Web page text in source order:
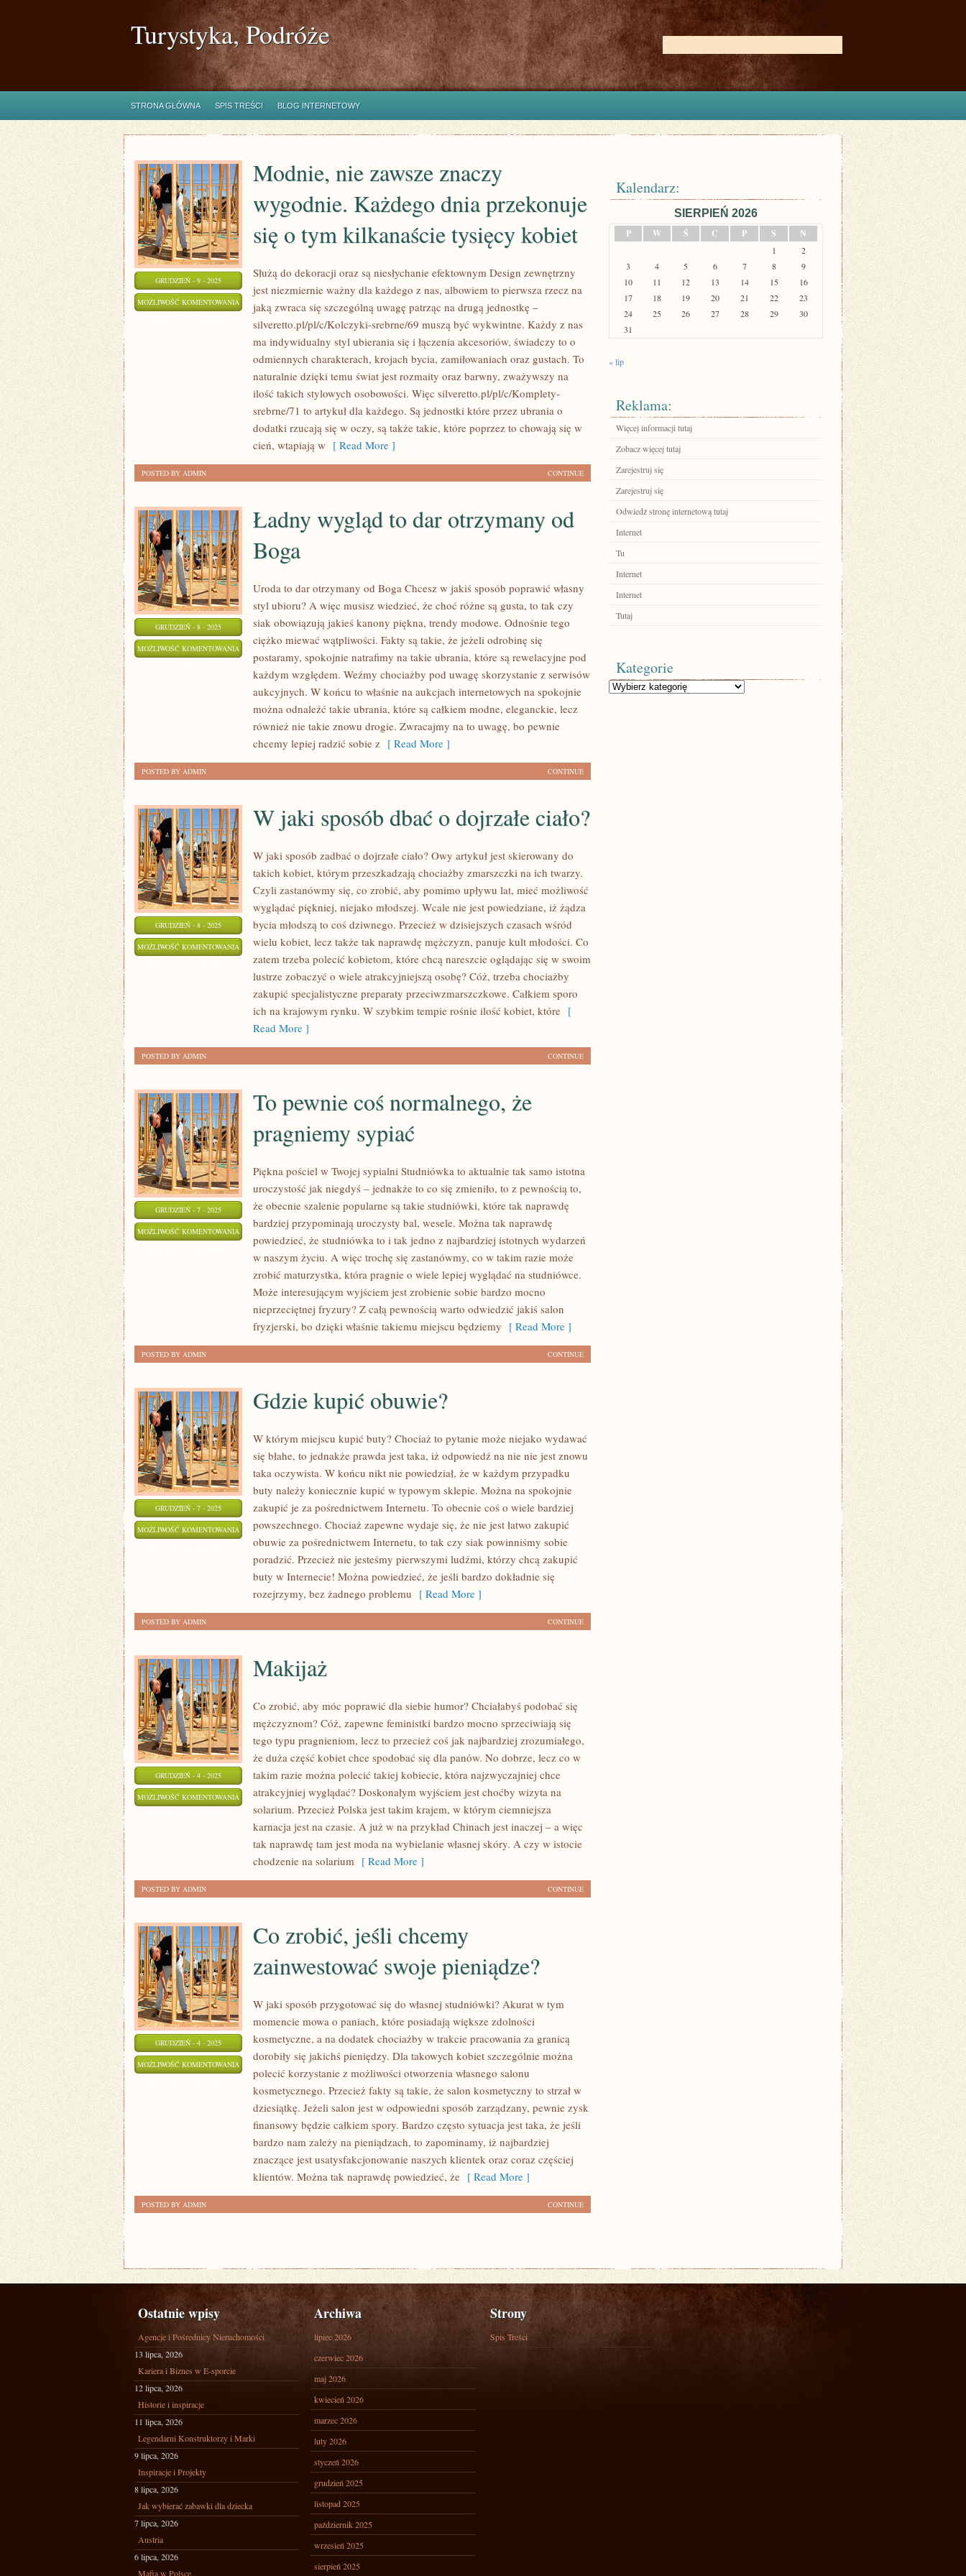
Turystyka, Podróże
STRONA GŁÓWNA SPIS TREŚCI BLOG INTERNETOWY
GRUDZIEŃ - 9 - 2025
MOŻLIWOŚĆ KOMENTOWANIA
ZNACZY
WYGODNIE.
KAŻDEGO
DNIA
PRZEKONUJE
O
TYM
TYSIĘCY
Modnie, nie zawsze znaczy
wygodnie. Każdego dnia przekonuje
się o tym kilkanaście tysięcy kobiet
Służą do dekoracji oraz są niesłychanie efektownym Design zewnętrzny
jest niezmiernie ważny dla każdego z nas, albowiem to pierwsza rzecz na
jaką zwraca się szczególną uwagę patrząc na drugą jednostkę –
silveretto.pl/pl/c/Kolczyki-srebrne/69 muszą być wykwintne. Każdy z nas
ma indywidualny styl ubierania się i łączenia akcesoriów, świadczy to o
odmiennych charakterach, krojach bycia, zamiłowaniach oraz gustach. To
naturalnie dzięki temu świat jest rozmaity oraz barwny, zważywszy na
ilość takich stylowych osobowości. Więc silveretto.pl/pl/c/Komplety-
srebrne/71 to artykuł dla każdego. Są jednostki które przez ubrania o
dodatki rzucają się w oczy, są także takie, które poprzez to chowają się w
cień, wtapiają w [ Read More ]
CONTINUE
POSTED BY ADMIN
GRUDZIEŃ - 8 - 2025
MOŻLIWOŚĆ KOMENTOWANIA ŁADNY
WYGLĄD
Ładny wygląd to dar otrzymany od
Boga
Uroda to dar otrzymany od Boga Chcesz w jakiś sposób poprawić własny
styl ubioru? A więc musisz wiedzieć, że choć różne są gusta, to tak czy
siak obowiązują jakieś kanony piękna, trendy modowe. Odnośnie tego
ciężko miewać wątpliwości. Fakty są takie, że jeżeli odrobinę się
postaramy, spokojnie natrafimy na takie ubrania, które są rewelacyjne pod
każdym względem. Weźmy chociażby pod uwagę skorzystanie z serwisów
aukcyjnych. W końcu to właśnie na aukcjach internetowych na spokojnie
można odnaleźć takie ubrania, które są całkiem modne, eleganckie, lecz
również nie takie znowu drogie. Zwracajmy na to uwagę, bo pewnie
chcemy lepiej radzić sobie z [ Read More ]
CONTINUE
POSTED BY ADMIN
GRUDZIEŃ - 8 - 2025
MOŻLIWOŚĆ KOMENTOWANIA
SPOSÓB
DBAĆ
W jaki sposób dbać o dojrzałe ciało?
W jaki sposób zadbać o dojrzałe ciało? Owy artykuł jest skierowany do
takich kobiet, którym przeszkadzają chociażby zmarszczki na ich twarzy.
Czyli zastanówmy się, co zrobić, aby pomimo upływu lat, mieć możliwość
wyglądać piękniej, niejako młodszej. Wcale nie jest powiedziane, iż żądza
bycia młodszą to coś dziwnego. Przecież w dzisiejszych czasach wśród
wielu kobiet, lecz także tak naprawdę mężczyzn, panuje kult młodości. Co
zatem trzeba polecić kobietom, które chcą nareszcie oglądając się w swoim
lustrze zobaczyć o wiele atrakcyjniejszą osobę? Cóż, trzeba chociażby
zakupić specjalistyczne preparaty przeciwzmarszczkowe. Całkiem sporo
ich na krajowym rynku. W szybkim tempie rośnie ilość kobiet, które [
Read More ]
CONTINUE
POSTED BY ADMIN
GRUDZIEŃ - 7 - 2025
MOŻLIWOŚĆ KOMENTOWANIA
PEWNIE
PRAGNIEMY
To pewnie coś normalnego, że
pragniemy sypiać
Piękna pościel w Twojej sypialni Studniówka to aktualnie tak samo istotna
uroczystość jak niegdyś – jednakże to co się zmieniło, to z pewnością to,
że obecnie szalenie popularne są takie studniówki, które tak naprawdę
bardziej przypominają uroczysty bal, wesele. Można tak naprawdę
powiedzieć, że studniówka to i tak jedno z najbardziej istotnych wydarzeń
w naszym życiu. A więc trochę się zastanówmy, co w takim razie może
zrobić maturzystka, która pragnie o wiele lepiej wyglądać na studniówce.
Może interesującym wyjściem jest zrobienie sobie bardzo mocno
nieprzeciętnej fryzury? Z całą pewnością warto odwiedzić jakiś salon
fryzjerski, bo dzięki właśnie takiemu miejscu będziemy [ Read More ]
CONTINUE
POSTED BY ADMIN
GRUDZIEŃ - 7 - 2025
MOŻLIWOŚĆ KOMENTOWANIA GDZIE
KUPIĆ
OBUWIE?
Gdzie kupić obuwie?
W którym miejscu kupić buty? Chociaż to pytanie może niejako wydawać
się błahe, to jednakże prawda jest taka, iż odpowiedź na nie nie jest znowu
taka oczywista. W końcu nikt nie powiedział, że w każdym przypadku
buty należy koniecznie kupić w typowym sklepie. Można na spokojnie
zakupić je za pośrednictwem Internetu. To obecnie coś o wiele bardziej
powszechnego. Chociaż zapewne wydaje się, że nie jest łatwo zakupić
obuwie za pośrednictwem Internetu, to tak czy siak powinniśmy sobie
poradzić. Przecież nie jesteśmy pierwszymi ludźmi, którzy chcą zakupić
buty w Internecie! Można powiedzieć, że jeśli bardzo dokładnie się
rozejrzymy, bez żadnego problemu [ Read More ]
CONTINUE
POSTED BY ADMIN
GRUDZIEŃ - 4 - 2025
MOŻLIWOŚĆ KOMENTOWANIA MAKIJAŻ
Makijaż
Co zrobić, aby móc poprawić dla siebie humor? Chciałabyś podobać się
mężczyznom? Cóż, zapewne feministki bardzo mocno sprzeciwiają się
tego typu pragnieniom, lecz to przecież coś jak najbardziej zrozumiałego,
że duża część kobiet chce spodobać się dla panów. No dobrze, lecz co w
takim razie można polecić takiej kobiecie, która najzwyczajniej chce
atrakcyjniej wyglądać? Doskonałym wyjściem jest choćby wizyta na
solarium. Przecież Polska jest takim krajem, w którym ciemniejsza
karnacja jest na czasie. A już w na przykład Chinach jest inaczej – a więc
tak naprawdę tam jest moda na wybielanie własnej skóry. A czy w istocie
chodzenie na solarium [ Read More ]
CONTINUE
POSTED BY ADMIN
GRUDZIEŃ - 4 - 2025
MOŻLIWOŚĆ KOMENTOWANIA
ZROBIĆ,
PIENIĄDZE?
Co zrobić, jeśli chcemy
zainwestować swoje pieniądze?
W jaki sposób przygotować się do własnej studniówki? Akurat w tym
momencie mowa o paniach, które posiadają większe zdolności
kosmetyczne, a na dodatek chociażby w trakcie pracowania za granicą
dorobiły się jakichś pieniędzy. Dla takowych kobiet szczególnie można
polecić korzystanie z możliwości otworzenia własnego salonu
kosmetycznego. Przecież fakty są takie, że salon kosmetyczny to strzał w
dziesiątkę. Jeżeli salon jest w odpowiedni sposób zarządzany, pewnie zysk
finansowy będzie całkiem spory. Bardzo często sytuacja jest taka, że jeśli
bardzo nam zależy na pieniądzach, to zapominamy, iż najbardziej
znaczące jest usatysfakcjonowanie naszych klientek oraz coraz częściej
klientów. Można tak naprawdę powiedzieć, że [ Read More ]
CONTINUE
POSTED BY ADMIN
Kalendarz:
SIERPIEŃ 2026
P
W Ś C P S N
1
2
3
4 5 6 7 8
9
10
11 12 13 14 15
16
17
18 19 20 21 22
23
24
25 26 27 28 29
30
31
« lip
Reklama:
Więcej informacji tutaj
Zobacz więcej tutaj
Zarejestruj się
Zarejestruj się
Odwiedź stronę internetową tutaj
Internet
Tu
Internet
Internet
Tutaj
Kategorie
Kategorie
Ostatnie wpisy
Agencje i Pośrednicy Nieruchomości
13 lipca, 2026
Kariera i Biznes w E-sporcie
12 lipca, 2026
Historie i inspiracje
11 lipca, 2026
Legendarni Konstruktorzy i Marki
9 lipca, 2026
Inspiracje i Projekty
8 lipca, 2026
Jak wybierać zabawki dla dziecka
7 lipca, 2026
Austria
6 lipca, 2026
Mafia w Polsce
Archiwa
lipiec 2026
czerwiec 2026
maj 2026
kwiecień 2026
marzec 2026
luty 2026
styczeń 2026
grudzień 2025
listopad 2025
październik 2025
wrzesień 2025
sierpień 2025
Strony
Spis Treści